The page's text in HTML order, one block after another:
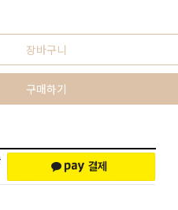
장바구니
구매하기